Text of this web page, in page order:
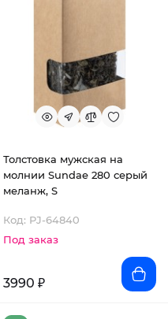
Толстовка мужская на
молнии Sundae 280 серый
меланж, S
Код: PJ-64840
Под заказ
3990 ₽